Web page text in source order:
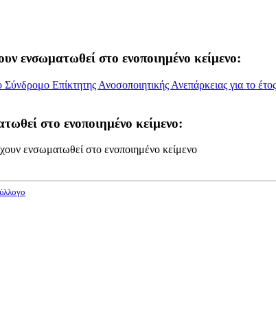
ενσωματωθεί στο ενοποιημένο κείμενο:
Επίκτητης Ανοσοποιητικής Ανεπάρκειας για το
στο ενοποιημένο κείμενο:
ενσωματωθεί στο ενοποιημένο κείμενο